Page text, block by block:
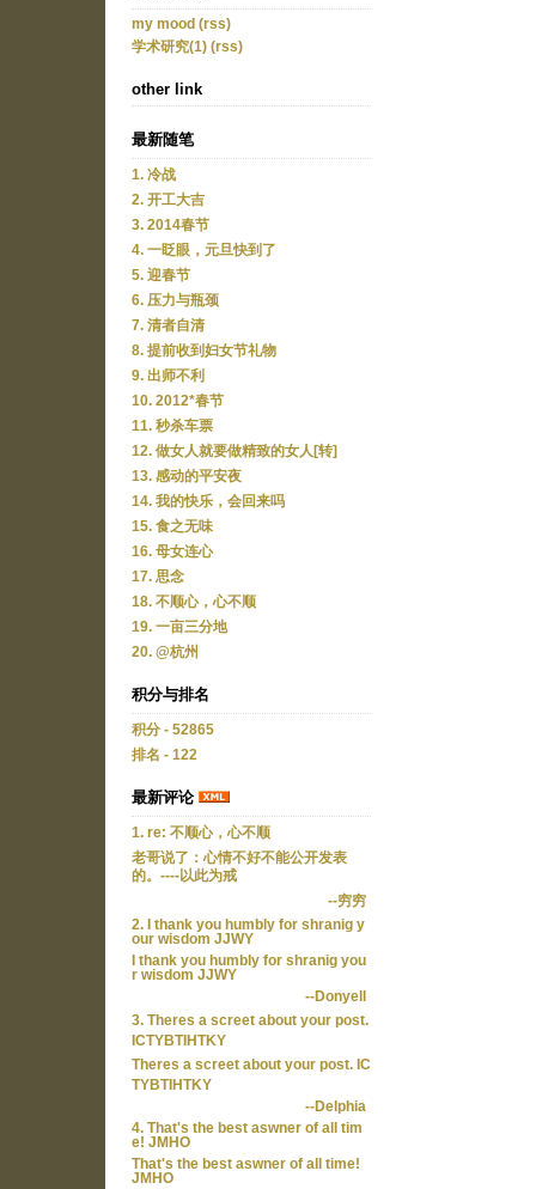
my mood (rss)
学术研究(1) (rss)
other link
最新随笔
1. 冷战
2. 开工大吉
3. 2014春节
4. 一眨眼，元旦快到了
5. 迎春节
6. 压力与瓶颈
7. 清者自清
8. 提前收到妇女节礼物
9. 出师不利
10. 2012*春节
11. 秒杀车票
12. 做女人就要做精致的女人[转]
13. 感动的平安夜
14. 我的快乐，会回来吗
15. 食之无味
16. 母女连心
17. 思念
18. 不顺心，心不顺
19. 一亩三分地
20. @杭州
积分与排名
积分 - 52865
排名 - 122
最新评论
1. re: 不顺心，心不顺
老哥说了：心情不好不能公开发表
的。----以此为戒
--穷穷
2. I thank you humbly for shranig y
our wisdom JJWY
I thank you humbly for shranig you
r wisdom JJWY
--Donyell
3. Theres a screet about your post.
ICTYBTIHTKY
Theres a screet about your post. IC
TYBTIHTKY
--Delphia
4. That's the best aswner of all tim
e! JMHO
That's the best aswner of all time!
JMHO